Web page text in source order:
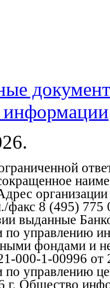
информации
факс 8 (495)
выданные
по управлению
фондами и
000-1-00996 от
по управлению
г. Общество